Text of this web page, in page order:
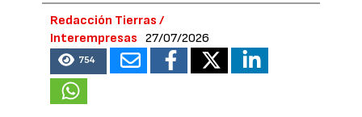
Redacción Tierras /
Interempresas
27/07/2026
754